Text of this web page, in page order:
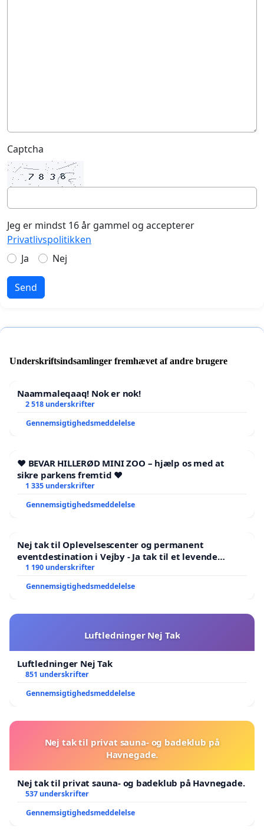
Captcha
Jeg er mindst 16 år gammel og accepterer
Privatlivspolitikken
Ja
Nej
Send
Underskriftsindsamlinger fremhævet af andre brugere
Naammaleqaaq! Nok er nok!
2 518 underskrifter
Gennemsigtighedsmeddelelse
❤️ BEVAR HILLERØD MINI ZOO – hjælp os med at
sikre parkens fremtid ❤️
1 335 underskrifter
Gennemsigtighedsmeddelelse
Nej tak til Oplevelsescenter og permanent
eventdestination i Vejby - Ja tak til et levende
lokalområde i balance
1 190 underskrifter
Gennemsigtighedsmeddelelse
Luftledninger Nej Tak
Luftledninger Nej Tak
851 underskrifter
Gennemsigtighedsmeddelelse
Nej tak til privat sauna- og badeklub på
Havnegade.
Nej tak til privat sauna- og badeklub på Havnegade.
537 underskrifter
Gennemsigtighedsmeddelelse